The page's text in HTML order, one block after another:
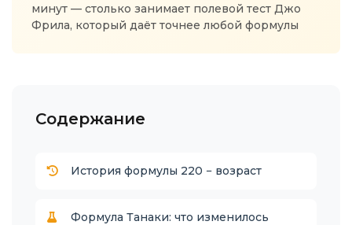
минут — столько занимает полевой тест Джо
Фрила, который даёт точнее любой формулы
Содержание
История формулы 220 − возраст
Формула Танаки: что изменилось